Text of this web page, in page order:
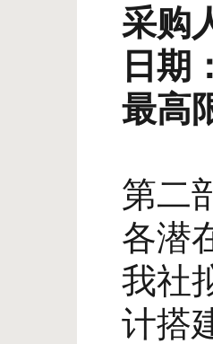
采购
日期
最高
第二
各潜
我社
计搭